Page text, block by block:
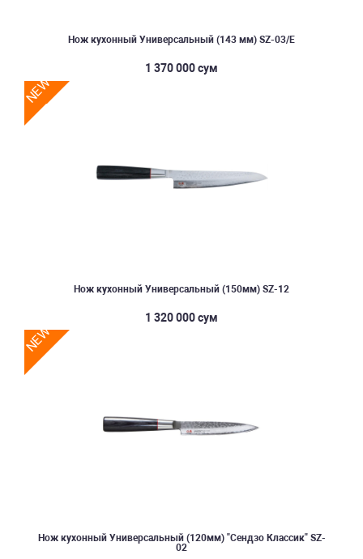
Нож кухонный Универсальный (143 мм) SZ-03/E
1 370 000 сум
NEW
Нож кухонный Универсальный (150мм) SZ-12
1 320 000 сум
NEW
Нож кухонный Универсальный (120мм) "Сендзо Классик" SZ-
02